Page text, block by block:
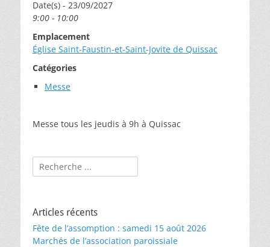
Date(s) - 23/09/2027
9:00 - 10:00
Emplacement
Église Saint-Faustin-et-Saint-Jovite de Quissac
Catégories
Messe
Messe tous les jeudis à 9h à Quissac
Rechercher :
Articles récents
Fête de l’assomption : samedi 15 août 2026
Marchés de l’association paroissiale